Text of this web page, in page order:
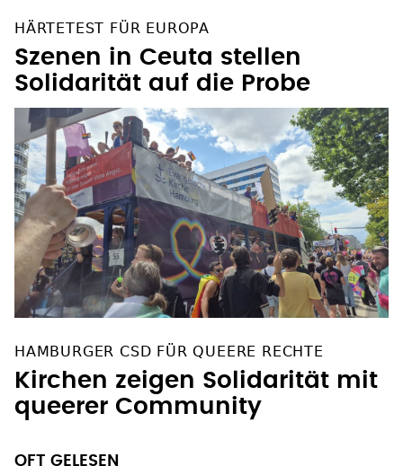
HÄRTETEST FÜR EUROPA
Szenen in Ceuta stellen
Solidarität auf die Probe
HAMBURGER CSD FÜR QUEERE RECHTE
Kirchen zeigen Solidarität mit
queerer Community
OFT GELESEN